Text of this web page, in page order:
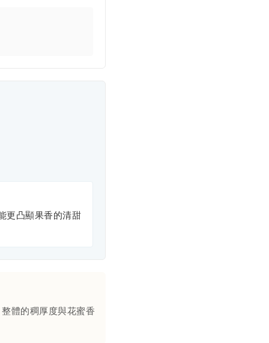
更凸顯果香的清甜
整體的稠厚度與花蜜香